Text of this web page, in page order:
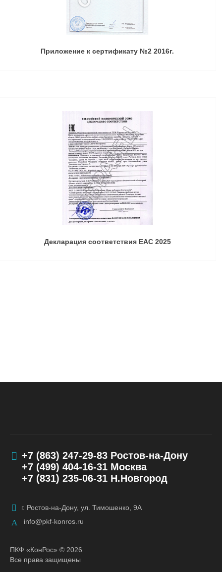
Приложение к сертификату №2 2016г.
Декларация соответствия ЕАС 2025
+7 (863) 247-29-83Ростов-на-Дону
+7 (499) 404-16-31Москва
+7 (831) 235-06-31Н.Новгород
г. Ростов-на-Дону, ул. Тимошенко, 9А
info@pkf-konros.ru
ПКФ «КонРос» © 2026
Все права защищены